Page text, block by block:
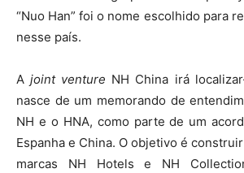
“Nuo Han” foi o nome escolhido para
nesse país.
Ajoint venture NH China irá
nasce de um memorando de
NH e o HNA, como parte de um
Espanha e China. O objetivo é
marcas NH Hotels e NH